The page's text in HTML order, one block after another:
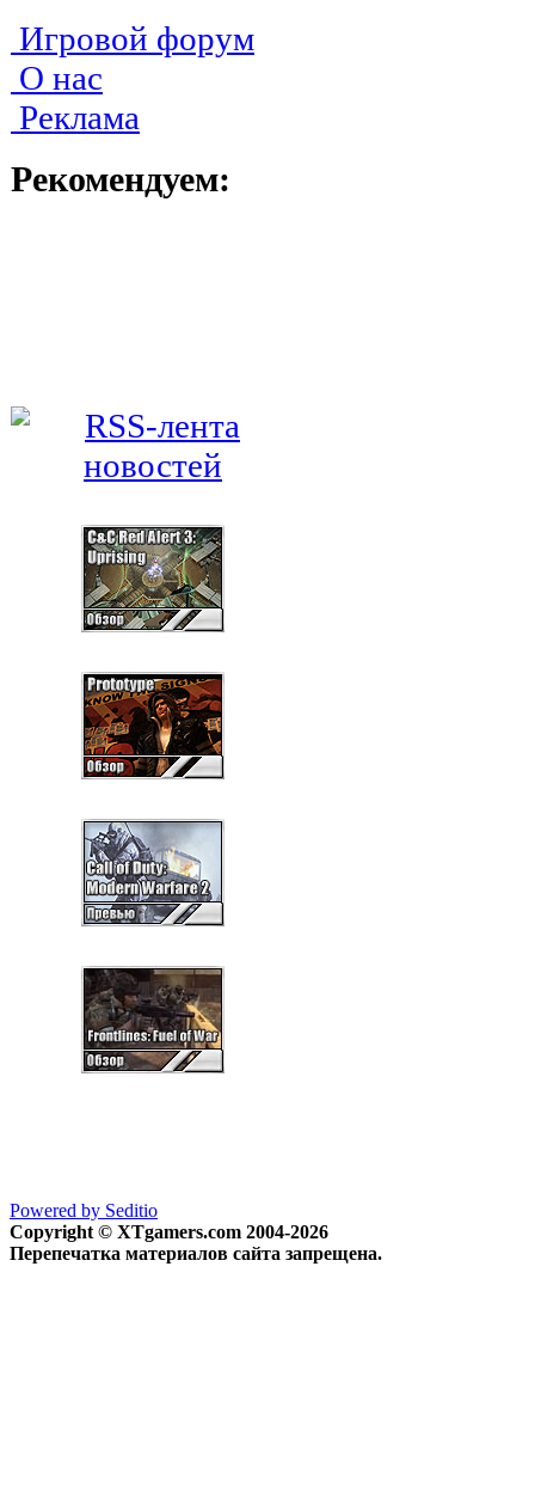
Игровой форум
О нас
Реклама
Рекомендуем:
Powered by Seditio
Copyright © XTgamers.com 2004-2026
Перепечатка материалов сайта запрещена.